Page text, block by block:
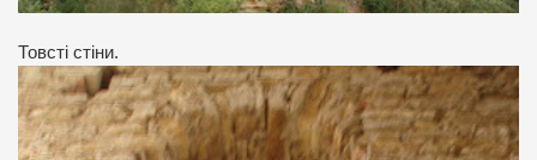
Товсті стіни.